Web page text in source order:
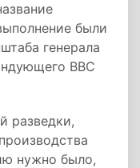
были
генерала
ВВС
разведки,
нужно было,